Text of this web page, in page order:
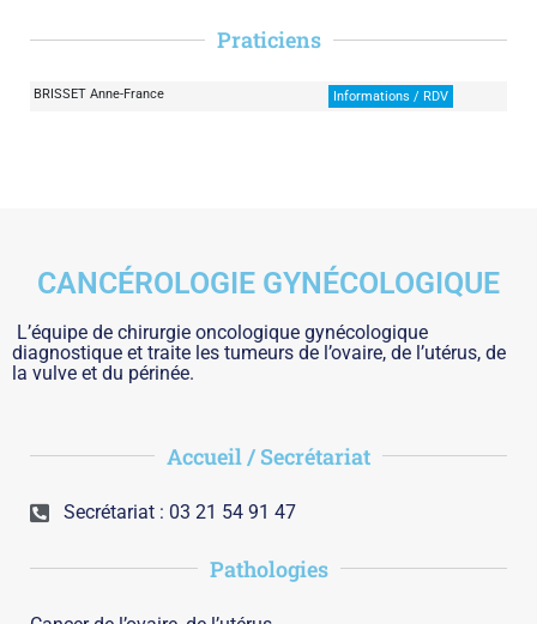
Praticiens
BRISSET Anne-France Informations / RDV
CANCÉROLOGIE GYNÉCOLOGIQUE
L’équipe de chirurgie oncologique gynécologique
diagnostique et traite les tumeurs de l’ovaire, de l’utérus, de
la vulve et du périnée.
Accueil / Secrétariat
Secrétariat : 03 21 54 91 47
Pathologies